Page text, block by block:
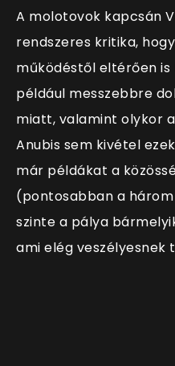
A molotovok kapcsán
rendszeres kritika,
működéstől eltérően
például messzebbre
miatt, valamint olykor
Anubis sem kivétel
már példákat a
(pontosabban a három
szinte a pálya
ami elég veszélyesnek